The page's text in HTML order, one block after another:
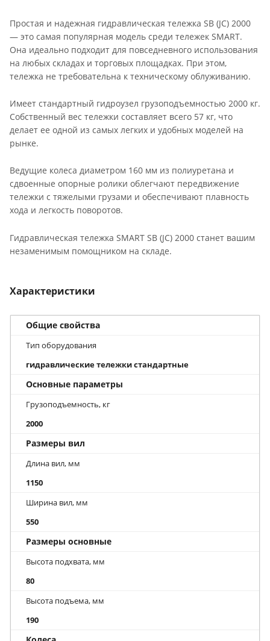
Простая и надежная гидравлическая тележка SB (JC) 2000
— это самая популярная модель среди тележек SMART.
Она идеально подходит для повседневного использования
на любых складах и торговых площадках. При этом,
тележка не требовательна к техническому облуживанию.
Имеет стандартный гидроузел грузоподъемностью 2000 кг.
Собственный вес тележки составляет всего 57 кг, что
делает ее одной из самых легких и удобных моделей на
рынке.
Ведущие колеса диаметром 160 мм из полиуретана и
сдвоенные опорные ролики облегчают передвижение
тележки с тяжелыми грузами и обеспечивают плавность
хода и легкость поворотов.
Гидравлическая тележка SMART SB (JC) 2000 станет вашим
незаменимым помощником на складе.
Характеристики
Общие свойства
Тип оборудования
гидравлические тележки стандартные
Основные параметры
Грузоподъемность, кг
2000
Размеры вил
Длина вил, мм
1150
Ширина вил, мм
550
Размеры основные
Высота подхвата, мм
80
Высота подъема, мм
190